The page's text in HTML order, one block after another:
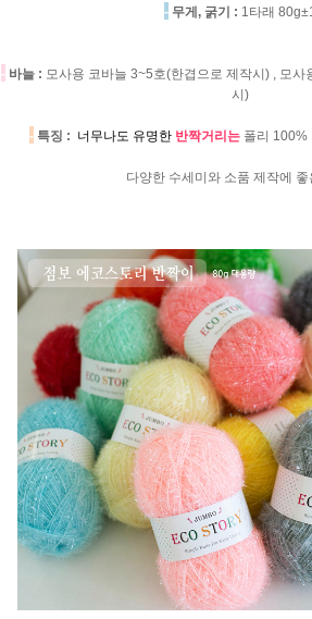
- 무게, 굵기 : 1타래
- 바늘 : 모사용 코바늘 3~5호(한겹으로 제작시) , 모
시)
- 특징 : 너무나도 유명한 반짝거리는 폴리 100%
다양한 수세미와 소품 제작에 좋